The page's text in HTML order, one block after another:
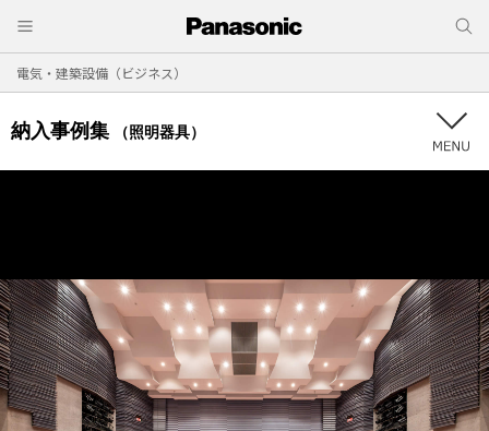
電気・建築設備（ビジネス）
納入事例集 （照明器具）